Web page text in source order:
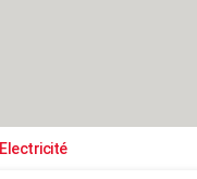
Electricité